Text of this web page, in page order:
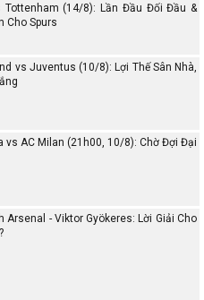
Tottenham (14/8): Lần Đầu Đối Đầu &
Cho Spurs
vs Juventus (10/8): Lợi Thế Sân Nhà,
vs AC Milan (21h00, 10/8): Chờ Đợi Đại
Arsenal - Viktor Gyökeres: Lời Giải Cho